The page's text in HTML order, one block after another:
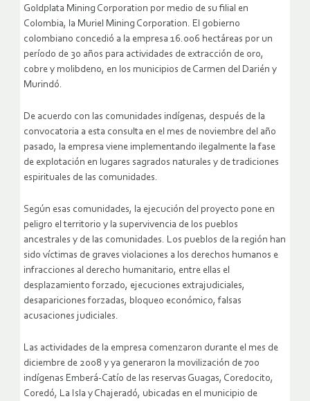
Goldplata Mining Corporation por medio de su filial en
Colombia, la Muriel Mining Corporation. El gobierno
colombiano concedió a la empresa 16.006 hectáreas por un
período de 30 años para actividades de extracción de oro,
cobre y molibdeno, en los municipios de Carmen del Darién y
Murindó.
De acuerdo con las comunidades indígenas, después de la
convocatoria a esta consulta en el mes de noviembre del año
pasado, la empresa viene implementando ilegalmente la fase
de explotación en lugares sagrados naturales y de tradiciones
espirituales de las comunidades.
Según esas comunidades, la ejecución del proyecto pone en
peligro el territorio y la supervivencia de los pueblos
ancestrales y de las comunidades. Los pueblos de la región han
sido víctimas de graves violaciones a los derechos humanos e
infracciones al derecho humanitario, entre ellas el
desplazamiento forzado, ejecuciones extrajudiciales,
desapariciones forzadas, bloqueo económico, falsas
acusaciones judiciales.
Las actividades de la empresa comenzaron durante el mes de
diciembre de 2008 y ya generaron la movilización de 700
indígenas Emberá-Catío de las reservas Guagas, Coredocito,
Coredó, La Isla y Chajeradó, ubicadas en el municipio de